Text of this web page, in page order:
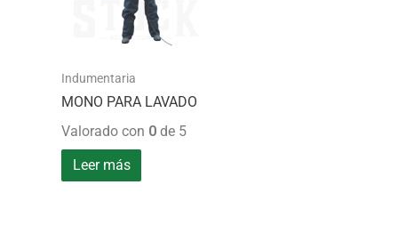
Indumentaria
MONO PARA LAVADO
Valorado con 0 de 5
Leer más